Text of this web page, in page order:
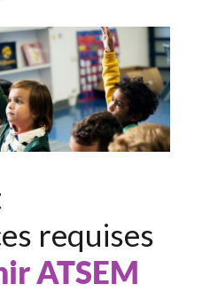
requises
ATSEM